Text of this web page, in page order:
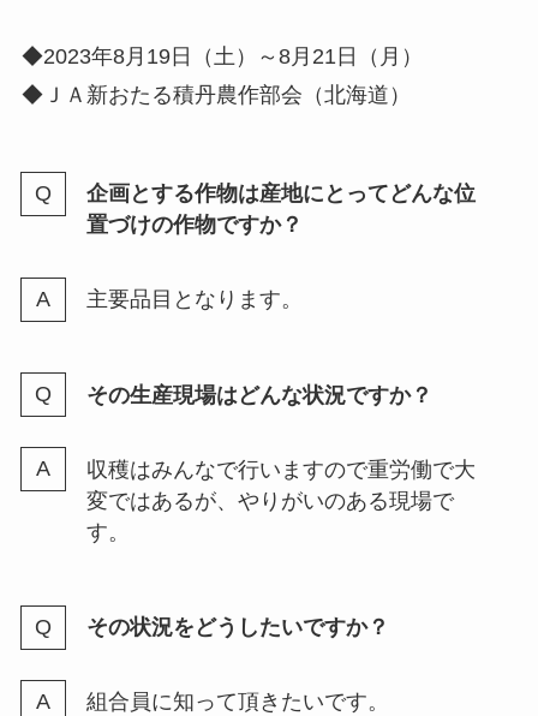
◆2023年8月19日（土）～8月21日（月）
◆ＪＡ新おたる積丹農作部会（北海道）
企画とする作物は産地にとってどんな位
置づけの作物ですか？
主要品目となります。
その生産現場はどんな状況ですか？
収穫はみんなで行いますので重労働で大
変ではあるが、やりがいのある現場で
す。
その状況をどうしたいですか？
組合員に知って頂きたいです。